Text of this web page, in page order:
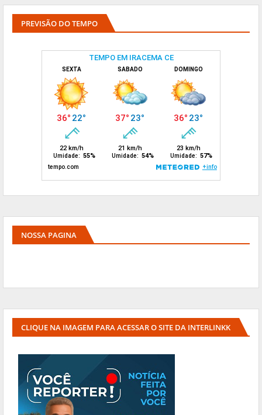
PREVISÃO DO TEMPO
NOSSA PAGINA
CLIQUE NA IMAGEM PARA ACESSAR O SITE DA INTERLINKK